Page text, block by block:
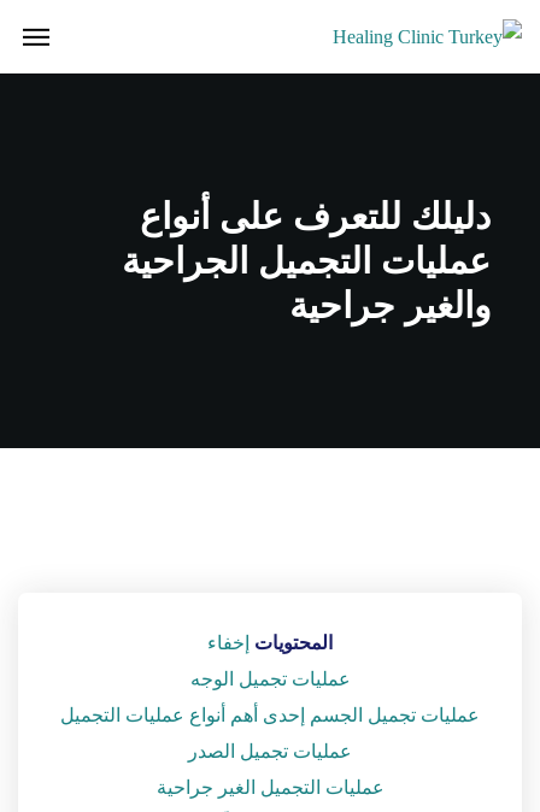
دليلك للتعرف على أنواع
عمليات التجميل الجراحية
والغير جراحية
المحتويات إخفاء
عمليات تجميل الوجه
عمليات تجميل الجسم إحدى أهم أنواع عمليات التجميل
عمليات تجميل الصدر
عمليات التجميل الغير جراحية